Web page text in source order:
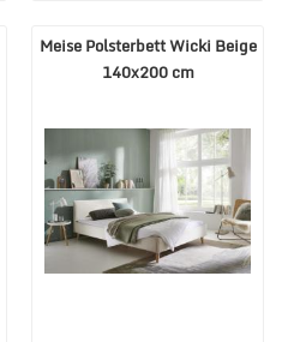
Meise Polsterbett Wicki Beige
140x200 cm